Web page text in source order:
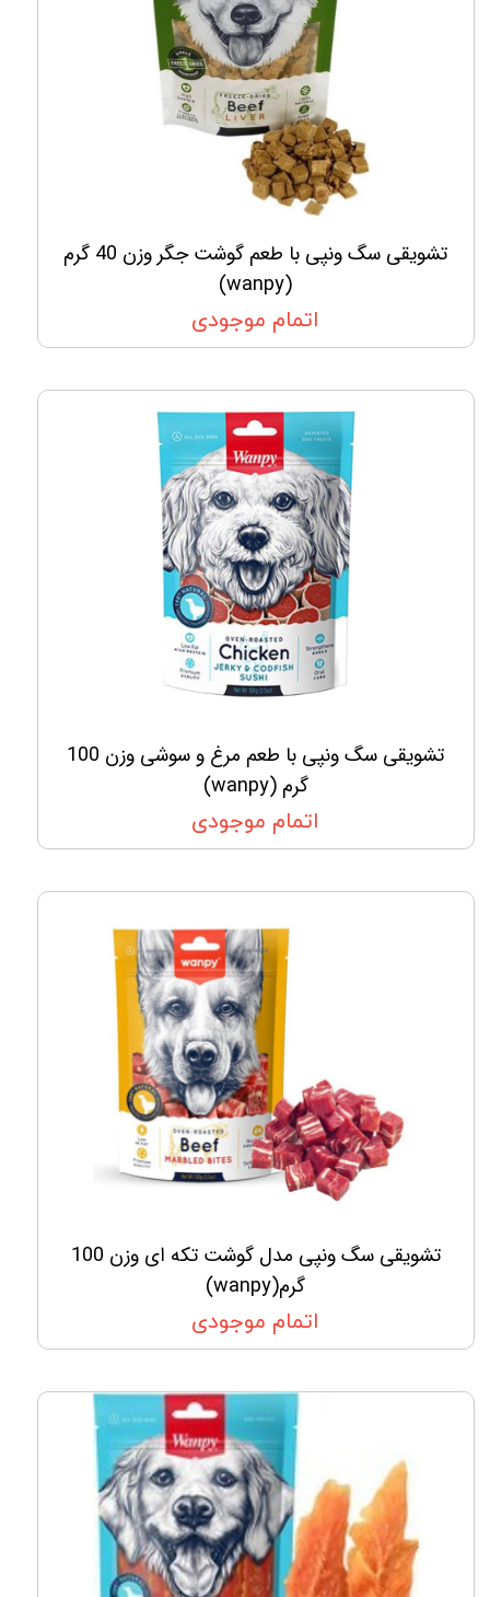
تشویقی سگ ونپی با طعم گوشت جگر وزن 40 گرم
(wanpy)
اتمام موجودی
تشویقی سگ ونپی با طعم مرغ و سوشی وزن 100
گرم (wanpy)
اتمام موجودی
تشویقی سگ ونپی مدل گوشت تکه ای وزن 100
گرم(wanpy)
اتمام موجودی